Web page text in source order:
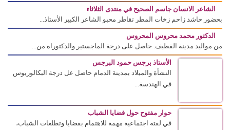
الشاعر الانسان جاسم الصحيح في منتدى الثلاثاء
بحضور حاشد زاحم زخات المطر تقاطر محبو الشاعر الكبير الأستاذ...
الدكتور محمد محروس المحروس
من مواليد مدينة القطيف. حاصل على درجة الماجستير والدكتوراه من...
الأستاذ برجس حمود البرجس
النشأة والميلاد بمدينة الدمام حاصل عل درجة البكالوريوس
في الهندسة...
حوار مفتوح حول قضايا الشباب
في لفته اجتماعية مهمة للاهتمام بقضايا وتطلعات الشباب،